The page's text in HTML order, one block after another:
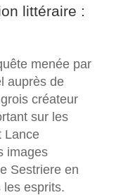
littéraire :
menée par
auprès de
créateur
sur les
Lance
images
Sestriere en
les esprits.